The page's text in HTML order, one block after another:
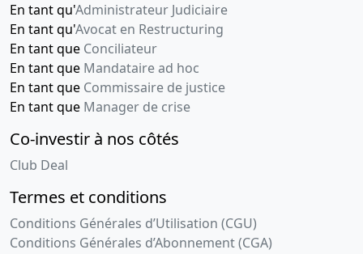
En tant qu'Administrateur Judiciaire
En tant qu'Avocat en Restructuring
En tant que Conciliateur
En tant que Mandataire ad hoc
En tant que Commissaire de justice
En tant que Manager de crise
Co-investir à nos côtés
Club Deal
Termes et conditions
Conditions Générales d’Utilisation (CGU)
Conditions Générales d’Abonnement (CGA)